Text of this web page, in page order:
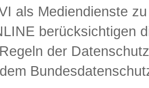
als Mediendienste
berücksichtigen
der